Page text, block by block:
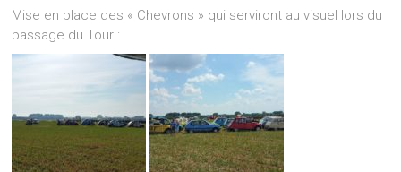
Mise en place des « Chevrons » qui serviront au visuel lors du
passage du Tour :